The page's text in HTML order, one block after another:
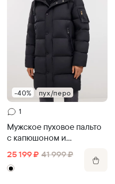
-40% пух/перо
1
Мужское пуховое пальто
с капюшоном и
пропиткой
25 199 ₽ 41 999 ₽